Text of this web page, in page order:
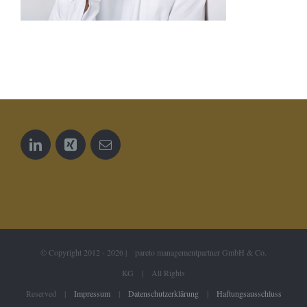
© Copyright 2012 - 2026 | pareto managementpartner GmbH & Co.
KG | All Rights
Reserved | Impressum| Datenschutzerklärung| Haftungsausschluss